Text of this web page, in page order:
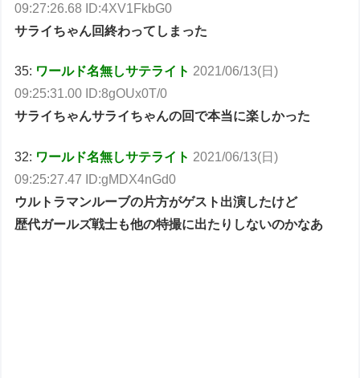
09:27:26.68 ID:4XV1FkbG0
サライちゃん回終わってしまった
35: ワールド名無しサテライト 2021/06/13(日)
09:25:31.00 ID:8gOUx0T/0
サライちゃんサライちゃんの回で本当に楽しかった
32: ワールド名無しサテライト 2021/06/13(日)
09:25:27.47 ID:gMDX4nGd0
ウルトラマンルーブの片方がゲスト出演したけど
歴代ガールズ戦士も他の特撮に出たりしないのかなあ